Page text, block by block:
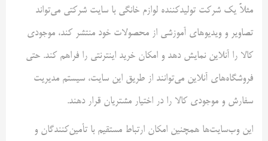
مثلاً یک شرکت تولیدکننده لوازم خانگی با سایت شرکتی می‌تواند
تصاویر و ویدیوهای آموزشی از محصولات خود منتشر کند، موجودی
کالا را آنلاین نمایش دهد و امکان خرید اینترنتی را فراهم کند. حتی
فروشگاه‌های آنلاین می‌توانند از طریق این سایت، سیستم مدیریت
سفارش و موجودی کالا را در اختیار مشتریان قرار دهند.
این وب‌سایت‌ها همچنین امکان ارتباط مستقیم با تأمین‌کنندگان و